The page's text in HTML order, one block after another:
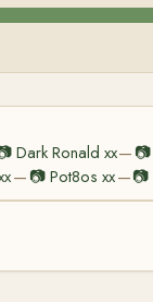
Dark Ronald xx— 📷
— 📷Pot8os xx—📷